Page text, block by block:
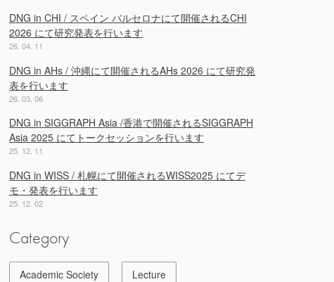
DNG in CHI / スペイン バルセロナにて開催されるCHI
2026 にて研究発表を行います
26. 04. 11
DNG in AHs / 沖縄にて開催されるAHs 2026 にて研究発
表を行います
26. 03. 06
DNG in SIGGRAPH Asia /香港で開催されるSIGGRAPH
Asia 2025 にてトークセッションを行います
25. 12. 11
DNG in WISS / 札幌にて開催されるWISS2025 にてデ
モ・発表を行います
25. 12. 02
Category
Academic Society Lecture